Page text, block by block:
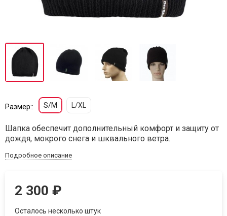
Размер:: S/M L/XL
Шапка обеспечит дополнительный комфорт и защиту от
дождя, мокрого снега и шквального ветра.
Подробное описание
2 300₽
Осталось несколько штук